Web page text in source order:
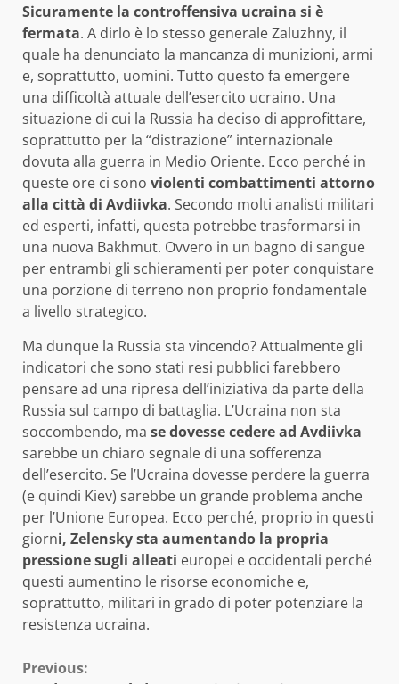
Sicuramente la controffensiva ucraina si è
fermata. A dirlo è lo stesso generale Zaluzhny, il
quale ha denunciato la mancanza di munizioni, armi
e, soprattutto, uomini. Tutto questo fa emergere
una difficoltà attuale dell’esercito ucraino. Una
situazione di cui la Russia ha deciso di approfittare,
soprattutto per la “distrazione” internazionale
dovuta alla guerra in Medio Oriente. Ecco perché in
queste ore ci sono violenti combattimenti attorno
alla città di Avdiivka. Secondo molti analisti militari
ed esperti, infatti, questa potrebbe trasformarsi in
una nuova Bakhmut. Ovvero in un bagno di sangue
per entrambi gli schieramenti per poter conquistare
una porzione di terreno non proprio fondamentale
a livello strategico.
Ma dunque la Russia sta vincendo? Attualmente gli
indicatori che sono stati resi pubblici farebbero
pensare ad una ripresa dell’iniziativa da parte della
Russia sul campo di battaglia. L’Ucraina non sta
soccombendo, ma se dovesse cedere ad Avdiivka
sarebbe un chiaro segnale di una sofferenza
dell’esercito. Se l’Ucraina dovesse perdere la guerra
(e quindi Kiev) sarebbe un grande problema anche
per l’Unione Europea. Ecco perché, proprio in questi
giorni, Zelensky sta aumentando la propria
pressione sugli alleati europei e occidentali perché
questi aumentino le risorse economiche e,
soprattutto, militari in grado di poter potenziare la
resistenza ucraina.
Continue
Previous: